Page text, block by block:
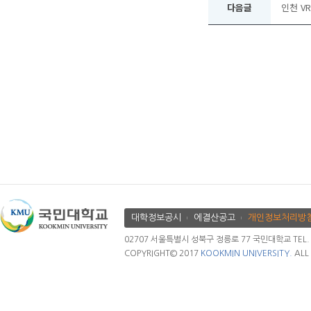
다음글 인천
대학정보공시 에결산공고 개인정보처리방
02707 서울특별시 성북구 정릉로 77 국민대학교
COPYRIGHT© 2017 KOOKMIN UNIVERSITY. ALL